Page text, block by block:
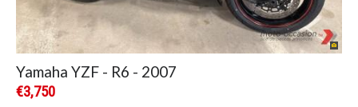
Yamaha YZF - R6 - 2007
€3,750